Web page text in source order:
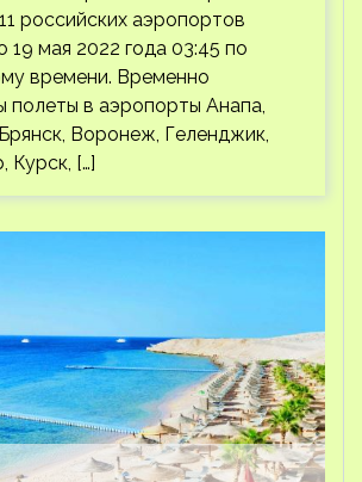
российских аэропортов
19 мая 2022 года 03:45 по
времени. Временно
полеты в аэропорты Анапа,
Воронеж, Геленджик,
Курск, […]